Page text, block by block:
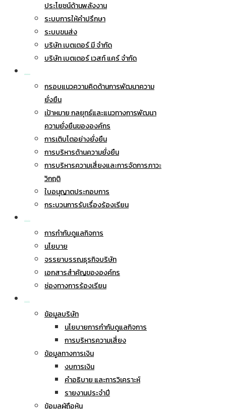
ประโยชน์ด้านพลังงาน
ระบบการให้คำปรึกษา
ระบบขนส่ง
บริษัท เบตเตอร์ มี จำกัด
บริษัท เบตเตอร์ เวสท์ แคร์ จำกัด
กรอบแนวความคิดด้านการพัฒนาความ
ยั่งยืน
เป้าหมาย กลยุทธ์และแนวทางการพัฒนา
ความยั่งยืนขององค์กร
การเติบโตอย่างยั่งยืน
การบริหารด้านความยั่งยืน
การบริหารความเสี่ยงและการจัดการภาวะ
วิกฤติ
ใบอนุญาตประกอบการ
กระบวนการรับเรื่องร้องเรียน
การกำกับดูแลกิจการ
นโยบาย
จรรยาบรรณธุรกิจบริษัท
เอกสารสำคัญขององค์กร
ช่องทางการร้องเรียน
ข้อมูลบริษัท
นโยบายการกำกับดูแลกิจการ
การบริหารความเสี่ยง
ข้อมูลทางการเงิน
งบการเงิน
คำอธิบาย และการวิเคราะห์
รายงานประจำปี
ข้อมูลผู้ถือหุ้น